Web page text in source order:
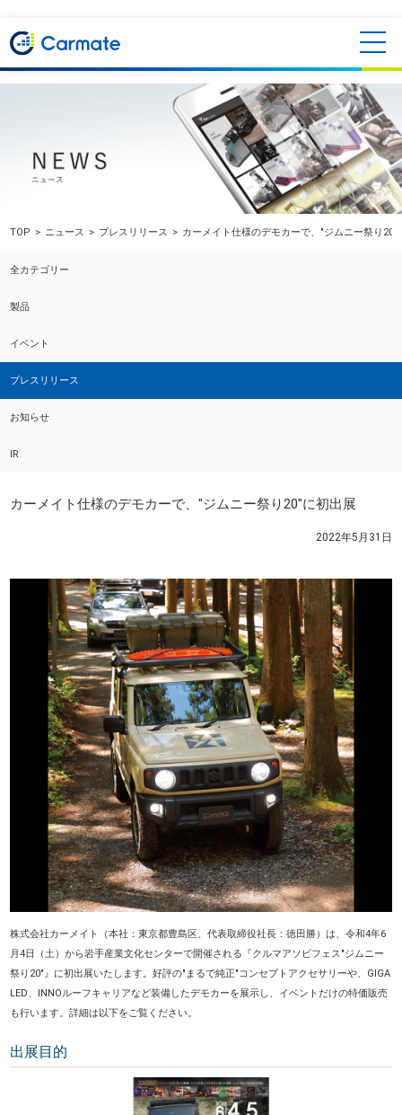
TOP ニュース プレスリリース カーメイト仕様のデモカーで、"ジムニー祭り20"
全カテゴリー
製品
イベント
プレスリリース
お知らせ
IR
カーメイト仕様のデモカーで、"ジムニー祭り20"に初出展
2022年5月31日
株式会社カーメイト（本社：東京都豊島区、代表取締役社長：徳田勝）は、令和4年6
月4日（土）から岩手産業文化センターで開催される『クルマアソビフェス"ジムニー
祭り20"』に初出展いたします。好評の"まるで純正"コンセプトアクセサリーや、GIGA
LED、INNOルーフキャリアなど装備したデモカーを展示し、イベントだけの特価販売
も行います。詳細は以下をご覧ください。
出展目的